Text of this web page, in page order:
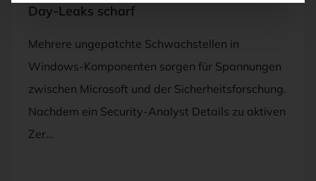
Day-Leaks scharf
Mehrere ungepatchte Schwachstellen in
Windows-Komponenten sorgen für Spannungen
zwischen Microsoft und der Sicherheitsforschung.
Nachdem ein Security-Analyst Details zu aktiven
Zer…